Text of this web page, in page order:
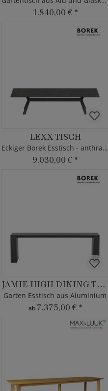
1.840,00 € *
LEXX TISCH
Eckiger Borek Esstisch - anthrazit
9.030,00 € *
JAMIE HIGH DINING TISCH
Garten Esstisch aus Aluminium
ab 7.375,00 € *